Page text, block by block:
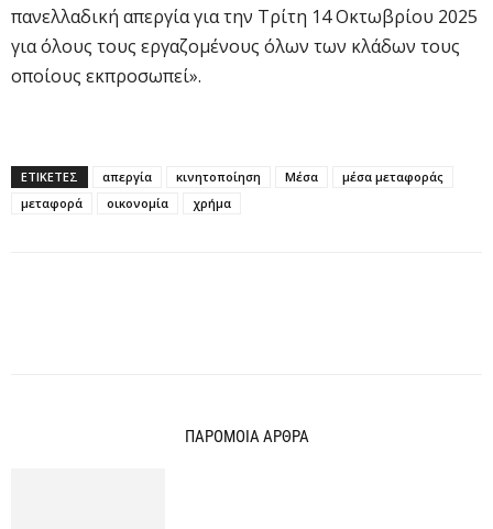
πανελλαδική απεργία για την Τρίτη 14 Οκτωβρίου 2025
για όλους τους εργαζομένους όλων των κλάδων τους
οποίους εκπροσωπεί».
ΕΤΙΚΕΤΕΣ απεργία κινητοποίηση Μέσα
μέσα μεταφοράς
μεταφορά
οικονομία χρήμα
ΠΑΡΟΜΟΙΑ ΑΡΘΡΑ